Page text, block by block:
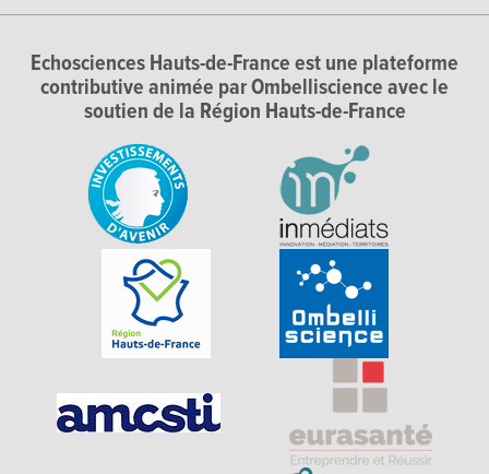
Echosciences Hauts-de-France est une plateforme
contributive animée par Ombelliscience avec le
soutien de la Région Hauts-de-France